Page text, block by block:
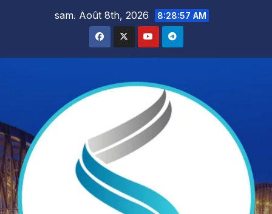
sam. Août 8th, 2026 8:28:58 AM